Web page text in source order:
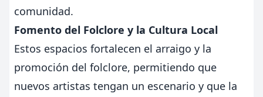
comunidad.
Fomento del Folclore y la Cultura Local
Estos espacios fortalecen el arraigo y la
promoción del folclore, permitiendo que
nuevos artistas tengan un escenario y que la